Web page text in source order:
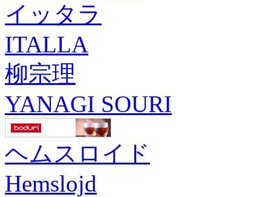
イッタラ
ITALLA
柳宗理
YANAGI SOURI
ヘムスロイド
Hemslojd